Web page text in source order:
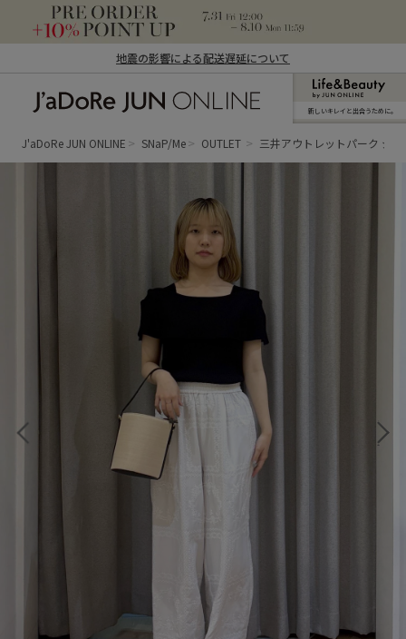
地震の影響による配送遅延について
ン オンライン）
新しいキレイと出合うために。
J'aDoRe JUN ONLINE SNaP/Me OUTLET 三井アウトレットパーク ジ